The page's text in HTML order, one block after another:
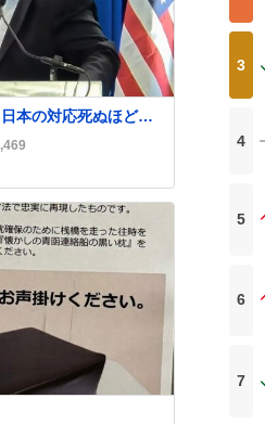
本の対応死ぬほど京
ら敬語で丁寧に煽り
3
4
5
6
7